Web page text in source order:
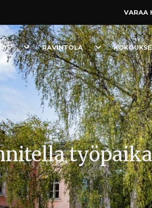
VARAA
Toggle
Dropdown
RAVINTOLA
Toggle
Dropdown